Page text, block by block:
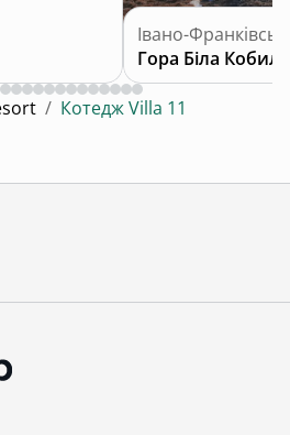
Івано-
Гора Біла Кобила
/ Котедж Villa 11